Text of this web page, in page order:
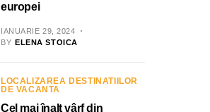
europei
IANUARIE 29, 2024
BY ELENA STOICA
LOCALIZAREA DESTINATIILOR
DE VACANTA
Cel mai înalt vârf din